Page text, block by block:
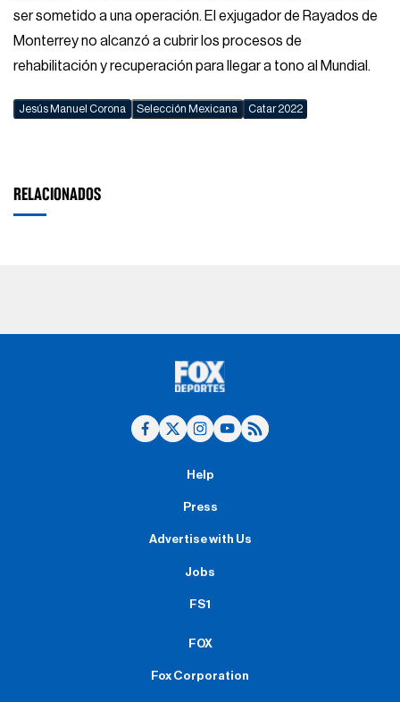
ser sometido a una operación. El exjugador de Rayados de
Monterrey no alcanzó a cubrir los procesos de
rehabilitación y recuperación para llegar a tono al Mundial.
Jesús Manuel Corona Selección Mexicana Catar 2022
RELACIONADOS
Help
Press
Advertise with Us
Jobs
FS1
FOX
Fox Corporation